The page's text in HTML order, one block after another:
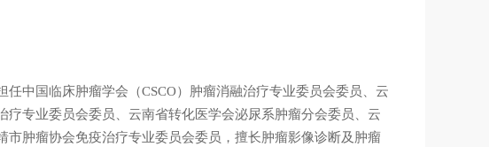
中国临床肿瘤学会（CSCO）肿瘤消融治疗专业委员会委员、云
专业委员会委员、云南省转化医学会泌尿系肿瘤分会委员、云
肿瘤协会免疫治疗专业委员会委员，擅长肿瘤影像诊断及肿瘤